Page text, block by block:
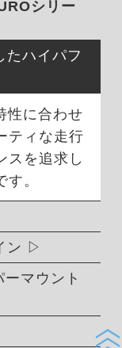
シリー
たハイパフ
性に合わせ
ティな走行
スを追求し
。
ン
マウント